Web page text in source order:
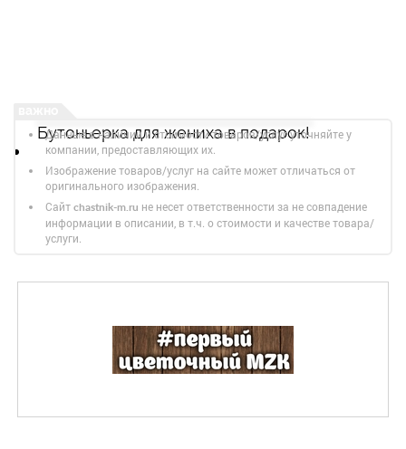
Бутоньерка для жениха в подарок!
Данные о наличии и стоимости товаров/услуг уточняйте у
компании, предоставляющих их.
Изображение товаров/услуг на сайте может отличаться от
оригинального изображения.
Сайт chastnik-m.ru не несет ответственности за не совпадение
информации в описании, в т.ч. о стоимости и качестве товара/
услуги.